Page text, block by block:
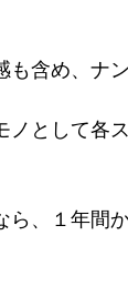
も含め、ナ
ノとして各
ら、１年間